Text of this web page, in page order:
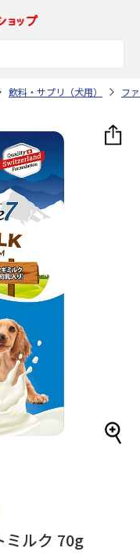
飲料・サプリ（犬用） フ
ミルク 70g